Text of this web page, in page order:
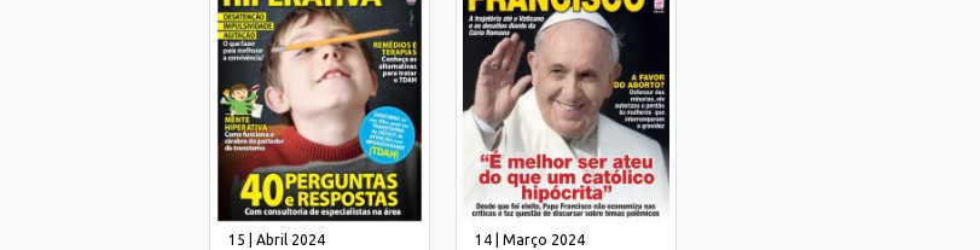
15 | Abril 2024 14 | Março 2024